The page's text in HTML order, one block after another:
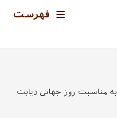
فهرست
به مناسبت روز جهانی دیابت